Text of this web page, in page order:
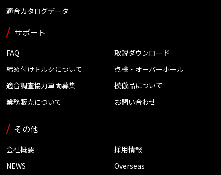
適合カタログデータ
サポート
FAQ
取説ダウンロード
締め付けトルクについて
点検・オーバーホール
適合調査協力車両募集
模倣品について
業務販売について
お問い合わせ
その他
会社概要
採用情報
NEWS
Overseas